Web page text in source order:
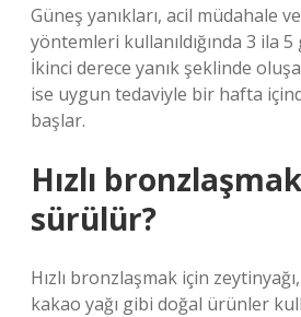
Güneş yanıkları, acil müdahale
yöntemleri kullanıldığında 3 ila
İkinci derece yanık şeklinde
ise uygun tedaviyle bir hafta
başlar.
Hızlı
sürülür?
Hızlı bronzlaşmak için
kakao yağı gibi doğal ürünler